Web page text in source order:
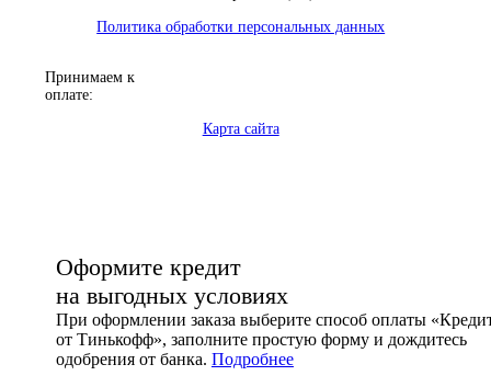
Политика обработки персональных данных
Принимаем к
оплате:
Карта сайта
Оформите кредит
на выгодных условиях
При оформлении заказа выберите способ оплаты
от Тинькофф», заполните простую форму и дождитесь
одобрения от банка. Подробнее